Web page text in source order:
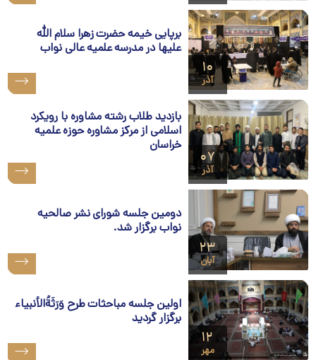
۱۰
آذر
برپایی خیمه حضرت زهرا سلام الله
علیها در مدرسه علمیه عالی نواب
۰۷
آذر
بازدید طلاب رشته مشاوره با رویکرد
اسلامی از مرکز مشاوره حوزه علمیه
خراسان
۲۳
آبان
دومین جلسه شورای نشر صالحیه
نواب برگزار شد.
۱۲
مهر
اولین جلسه مباحثات طرح وَرَثَةُ‌الأنبیاء
برگزار گردید